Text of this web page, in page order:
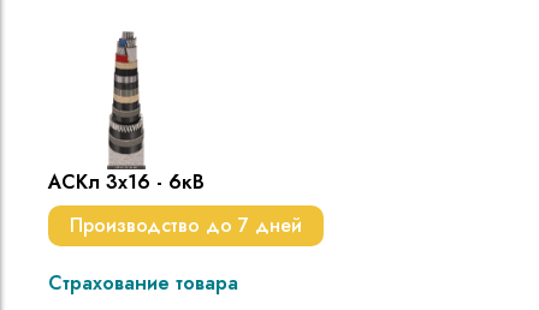
АСКл 3х16 - 6кВ
Производство до 7 дней
Страхование товара